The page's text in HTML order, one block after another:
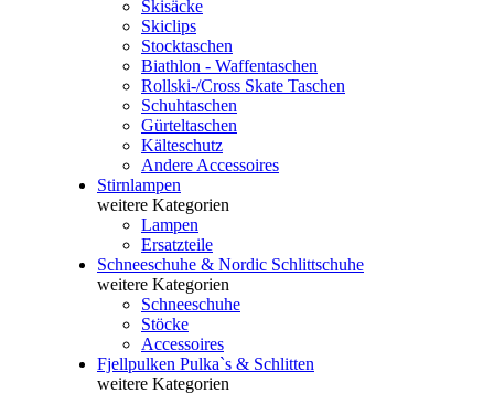
Skisäcke
Skiclips
Stocktaschen
Biathlon - Waffentaschen
Rollski-/Cross Skate Taschen
Schuhtaschen
Gürteltaschen
Kälteschutz
Andere Accessoires
Stirnlampen
weitere Kategorien
Lampen
Ersatzteile
Schneeschuhe & Nordic Schlittschuhe
weitere Kategorien
Schneeschuhe
Stöcke
Accessoires
Fjellpulken Pulka`s & Schlitten
weitere Kategorien